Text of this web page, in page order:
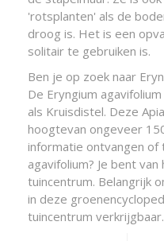
'rotsplanten' als de
droog is. Het is een
solitair te gebruiken is.
Ben je op zoek naar
De Eryngium
als Kruisdistel. Deze
hoogtevan ongeveer
informatie ontvangen of
agavifolium? Je bent
tuincentrum. Belangrijk
in deze
tuincentrum verkrijgbaar.